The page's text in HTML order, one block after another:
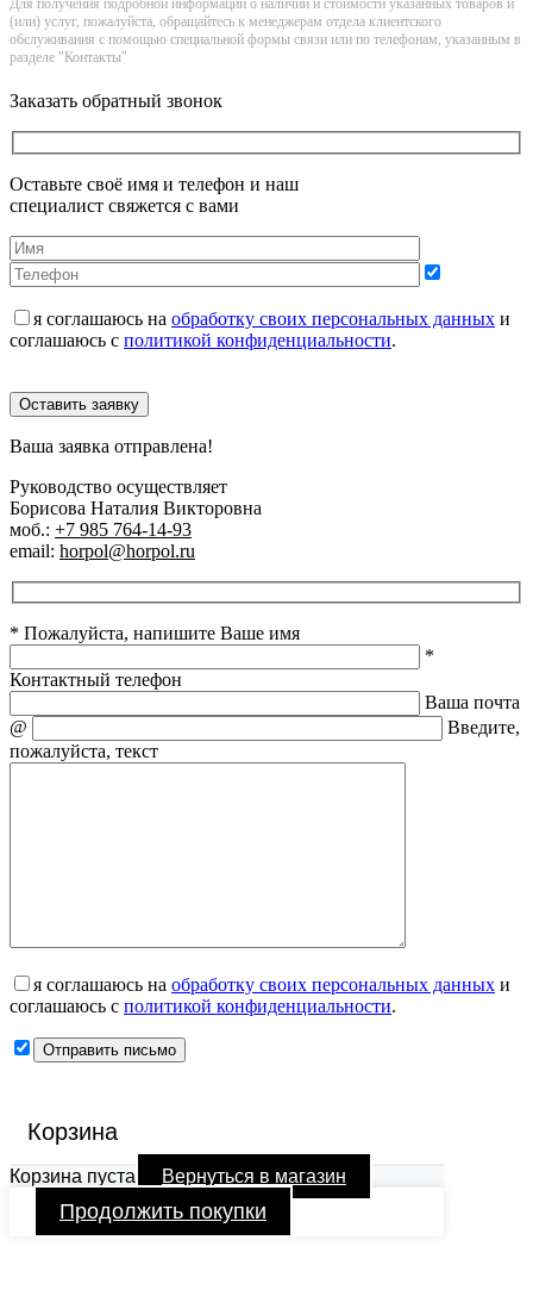
Для получения подробной информации о наличии и стоимости указанных товаров и
(или) услуг, пожалуйста, обращайтесь к менеджерам отдела клиентского
обслуживания с помощью специальной формы связи или по телефонам, указанным в
разделе "Контакты"
Заказать обратный звонок
Оставьте своё имя и телефон и наш
специалист свяжется с вами
я соглашаюсь на обработку своих персональных данных и
соглашаюсь с политикой конфиденциальности.
Оставить заявку
Ваша заявка отправлена!
Руководство осуществляет
Борисова Наталия Викторовна
моб.: +7 985 764-14-93
email: horpol@horpol.ru
* Пожалуйста, напишите Ваше имя
*
Контактный телефон
Ваша почта
@
Введите,
пожалуйста, текст
я соглашаюсь на обработку своих персональных данных и
соглашаюсь с политикой конфиденциальности.
Корзина
Корзина пуста Вернуться в магазин
Продолжить покупки